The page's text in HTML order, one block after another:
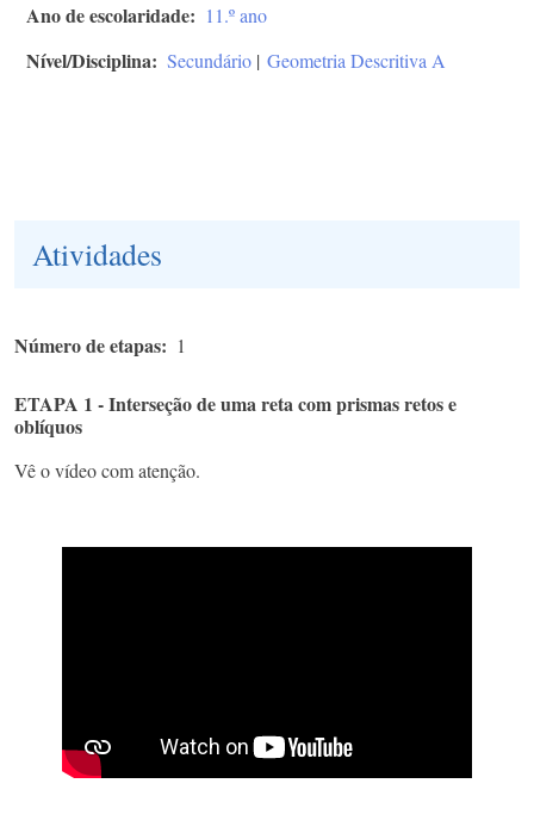
Ano de escolaridade 11.º ano
Nível/Disciplina Secundário | Geometria Descritiva A
Atividades
Número de etapas 1
ETAPA 1 - Interseção de uma reta com prismas retos e
oblíquos
Vê o vídeo com atenção.